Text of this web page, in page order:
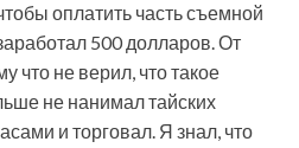
оплатить часть съемной
500 долларов. От
что не верил, что такое
не нанимал тайских
и торговал. Я знал, что